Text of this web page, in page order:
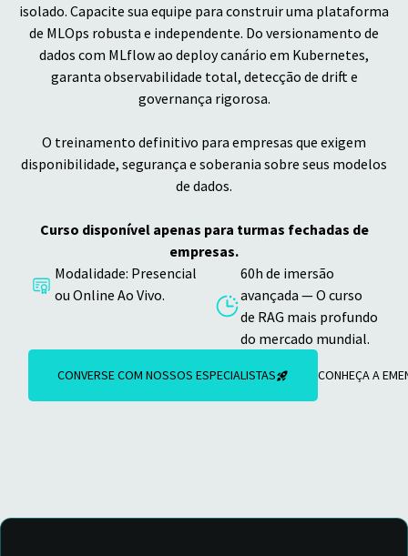
isolado. Capacite sua equipe para construir uma plataforma
de MLOps robusta e independente. Do versionamento de
dados com MLflow ao deploy canário em Kubernetes,
garanta observabilidade total, detecção de drift e
governança rigorosa.
O treinamento definitivo para empresas que exigem
disponibilidade, segurança e soberania sobre seus modelos
de dados.
Curso disponível apenas para turmas fechadas de
empresas.
Modalidade: Presencial
ou Online Ao Vivo.
60h de imersão
avançada — O curso
de RAG mais profundo
do mercado mundial.
CONVERSE COM NOSSOS ESPECIALISTAS CONHEÇA A